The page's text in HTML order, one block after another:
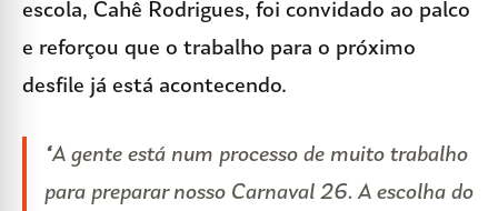
escola, Cahê Rodrigues, foi convidado ao palco
e reforçou que o trabalho para o próximo
desfile já está acontecendo.
“A gente está num processo de muito trabalho
para preparar nosso Carnaval 26. A escolha do